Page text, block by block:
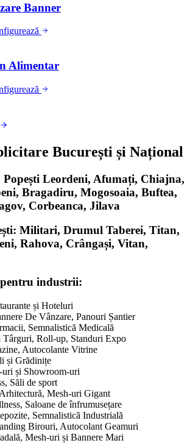
Banner
Alimentar
București și Național
Leordeni, Afumați, Chiajna,
Bragadiru, Mogosoaia, Buftea,
Corbeanca, Jilava
Militari, Drumul Taberei, Titan,
Rahova, Crângași, Vitan,
industrii:
și Hoteluri
De Vânzare, Panouri Șantier
Semnalistică Medicală
Târguri, Roll-up, Standuri Expo
Autocolante Vitrine
și Grădinițe
și Showroom-uri
Săli de sport
Mesh-uri Gigant
Saloane de înfrumusețare
Semnalistică Industrială
Birouri, Autocolant Geamuri
Mesh-uri și Bannere Mari